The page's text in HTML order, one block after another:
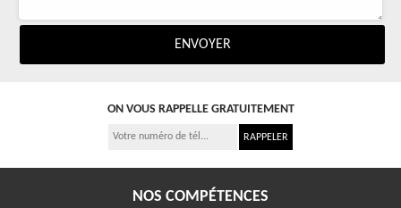
ON VOUS RAPPELLE GRATUITEMENT
NOS COMPÉTENCES